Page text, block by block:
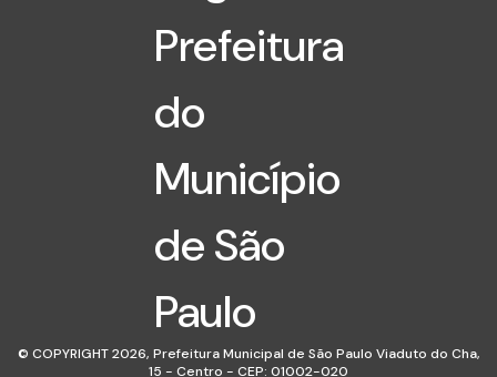
© COPYRIGHT 2026, Prefeitura Municipal de São Paulo Viaduto do Cha,
15 - Centro - CEP: 01002-020